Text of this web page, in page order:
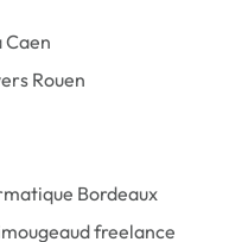
Rouen
Bordeaux
freelance